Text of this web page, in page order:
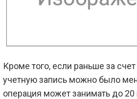
Кроме того, если раньше за
учетную запись можно было
операция может занимать до 20